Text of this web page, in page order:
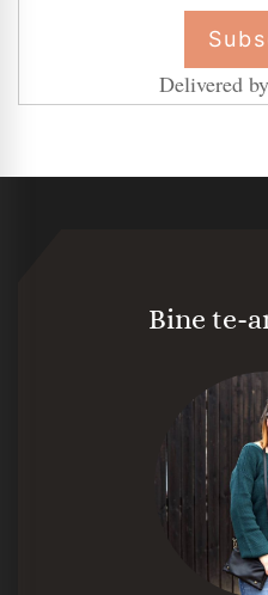
Delivered by
Bine te-